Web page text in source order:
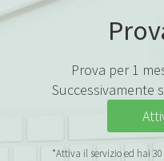
Prova per 1
Successivamente
*Attiva il servizio ed hai